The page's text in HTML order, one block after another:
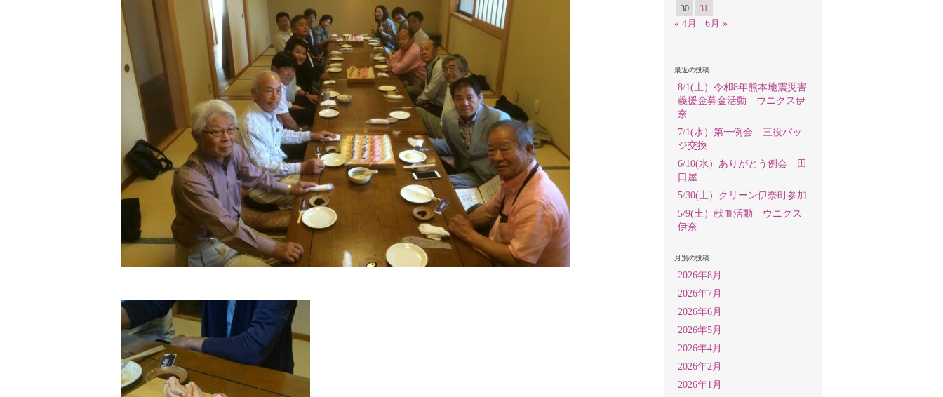
30 31
« 4月 6月 »
最近の投稿
8/1(土）令和8年熊本地震災害
義援金募金活動 ウニクス伊
奈
7/1(水）第一例会 三役バッ
ジ交換
6/10(水）ありがとう例会 田
口屋
5/30(土）クリーン伊奈町参加
5/9(土）献血活動 ウニクス
伊奈
月別の投稿
2026年8月
2026年7月
2026年6月
2026年5月
2026年4月
2026年2月
2026年1月